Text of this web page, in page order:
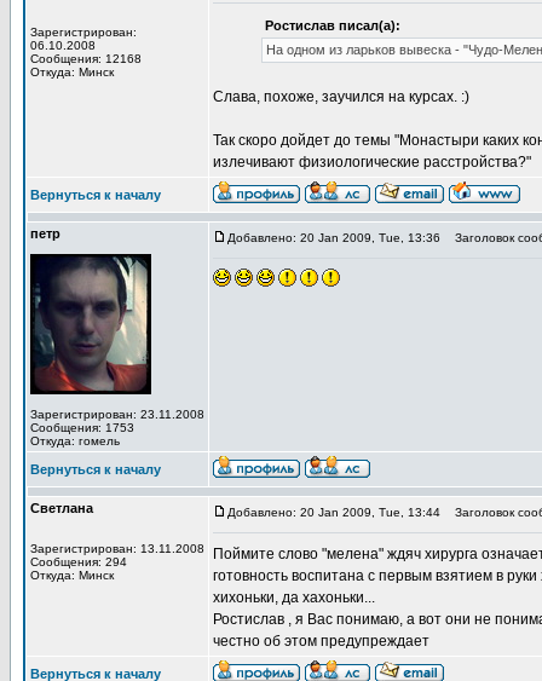
Зарегистрирован:
06.10.2008
Сообщения: 12168
Откуда: Минск
Ростислав писал(а):
На одном из ларьков вывеска - "Чудо-
Слава, похоже, заучился на курсах. :)
Так скоро дойдет до темы "Монастыри каких
излечивают физиологические расстройства?"
Вернуться к началу
петр
Зарегистрирован: 23.11.2008
Сообщения: 1753
Откуда: гомель
Добавлено: 20 Jan 2009, Tue, 13:36 Заголовок
Вернуться к началу
Светлана
Зарегистрирован: 13.11.2008
Сообщения: 294
Откуда: Минск
Добавлено: 20 Jan 2009, Tue, 13:44 Заголовок
Поймите слово "мелена" ждяч хирурга
готовность воспитана с первым взятием в
хихоньки, да хахоньки...
Ростислав , я Вас понимаю, а вот они не
честно об этом предупреждает
Вернуться к началу